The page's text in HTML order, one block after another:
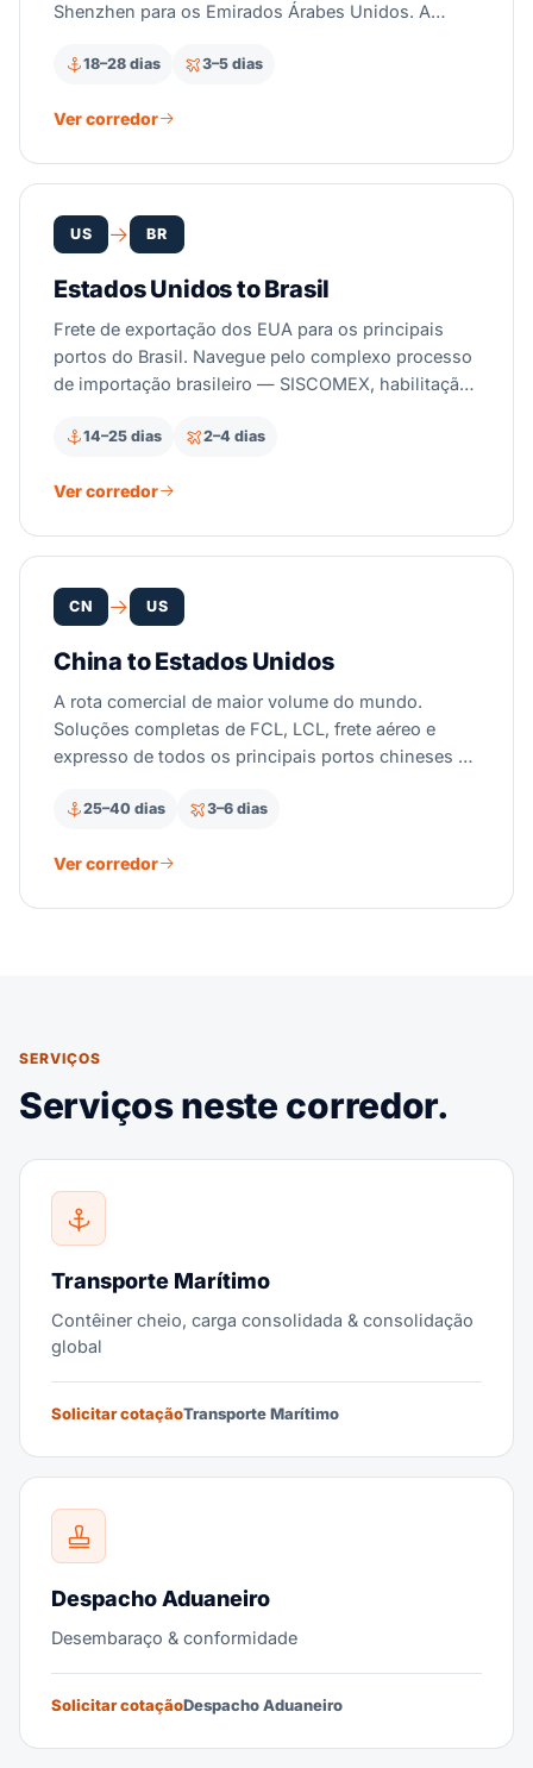
Shenzhen para os Emirados Árabes Unidos. A
transbordo do Golfo. Esta rota navega pelo Estreito
toca o Mar Vermelho. Despachantes aduaneiros
pontas.
18–28 dias 3–5 dias
Ver corredor
US BR
Estados Unidos to Brasil
Frete de exportação dos EUA para os principais
portos do Brasil. Navegue pelo complexo processo
de importação brasileiro — SISCOMEX, habilitação
especializada da Suaid Global.
14–25 dias 2–4 dias
Ver corredor
CN US
China to Estados Unidos
A rota comercial de maior volume do mundo.
Soluções completas de FCL, LCL, frete aéreo e
expresso de todos os principais portos chineses —
e despacho aduaneiro.
25–40 dias 3–6 dias
Ver corredor
SERVIÇOS
Serviços neste corredor.
Transporte Marítimo
Contêiner cheio, carga consolidada & consolidação
global
Solicitar cotaçãoTransporte Marítimo
Despacho Aduaneiro
Desembaraço & conformidade
Solicitar cotaçãoDespacho Aduaneiro